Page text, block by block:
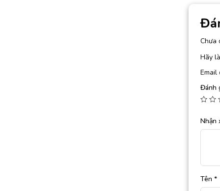
Chưa
Hãy
Email
Đánh
Nhận
Tên *